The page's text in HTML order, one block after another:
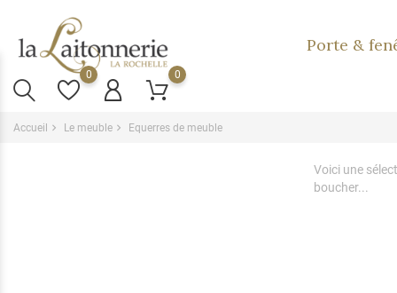
Porte &
0 0
Accueil Le meuble Equerres de meuble
Voici une
boucher...